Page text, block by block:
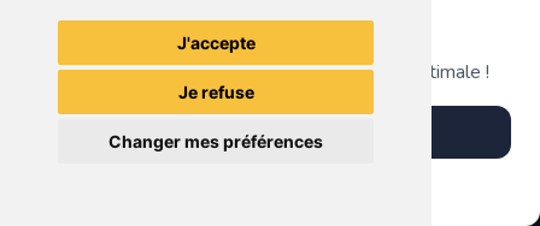
J'accepte
Je refuse
Changer mes préférences
La Mystérieuse Librairie
Nantaise
Nantaise
Grenier du Geek
Télécharge notre app pour une expérience optimale !
Télécharger l'app